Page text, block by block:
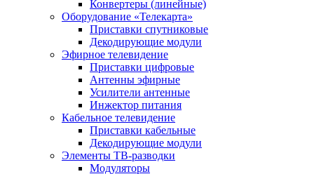
Конвертеры (линейные)
Оборудование «Телекарта»
Приставки спутниковые
Декодирующие модули
Эфирное телевидение
Приставки цифровые
Антенны эфирные
Усилители антенные
Инжектор питания
Кабельное телевидение
Приставки кабельные
Декодирующие модули
Элементы ТВ-разводки
Модуляторы